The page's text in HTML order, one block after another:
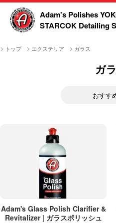
Adam's Polishes
STARCOK Detailing
トップ エクステリア ガラス
ガ
Adam's Glass Polish Clarifier &
Revitalizer | ガラスポリッシュ